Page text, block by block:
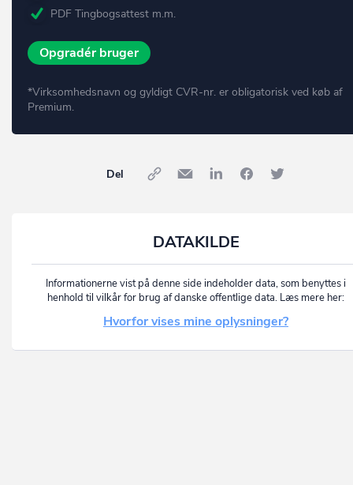
PDF Tingbogsattest m.m.
Opgradér bruger
*Virksomhedsnavn og gyldigt CVR-nr. er obligatorisk ved køb af
Premium.
Del
DATAKILDE
Informationerne vist på denne side indeholder data, som benyttes i
henhold til vilkår for brug af danske offentlige data. Læs mere her:
Hvorfor vises mine oplysninger?